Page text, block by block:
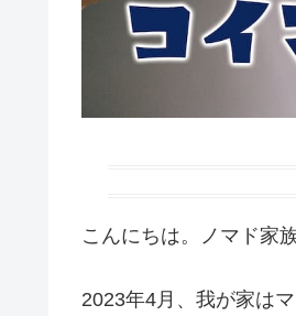
こんにちは。ノマド家
2023年4月、我が家は